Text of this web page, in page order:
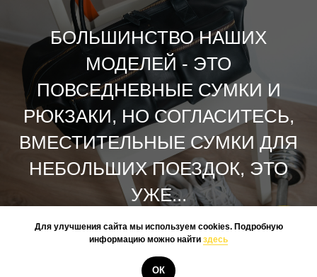
КУПИТЬ
БОЛЬШИНСТВО НАШИХ
МОДЕЛЕЙ - ЭТО
ПОВСЕДНЕВНЫЕ СУМКИ И
РЮКЗАКИ, НО СОГЛАСИТЕСЬ,
ВМЕСТИТЕЛЬНЫЕ СУМКИ ДЛЯ
НЕБОЛЬШИХ ПОЕЗДОК, ЭТО
УЖЕ...
Для улучшения сайта мы используем cookies. Подробную
информацию можно найти здесь
ОК